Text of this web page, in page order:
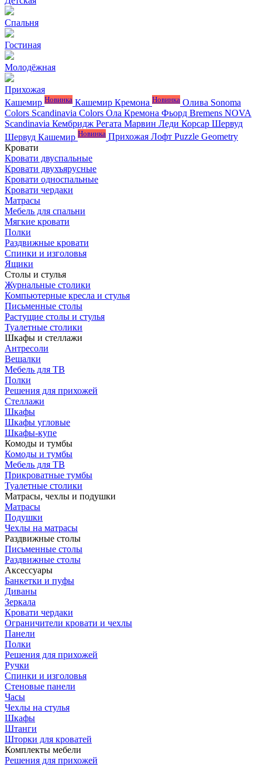
Спальня
Гостиная
Молодёжная
Прихожая
Кашемир Новинка Кашемир Кремона Новинка Олива Sonoma
Colors Scandinavia Colors Ола Кремона Фьорд Bremens NOVA
Scandinavia Кембридж Регата Марвин Леди Корсар Шервуд
Шервуд Кашемир Новинка Прихожая Лофт Puzzle Geometry
Кровати
Кровати двуспальные
Кровати двухъярусные
Кровати односпальные
Кровати чердаки
Матрасы
Мебель для спальни
Мягкие кровати
Полки
Раздвижные кровати
Спинки и изголовья
Ящики
Столы и стулья
Журнальные столики
Компьютерные кресла и стулья
Письменные столы
Растущие столы и стулья
Туалетные столики
Шкафы и стеллажи
Антресоли
Вешалки
Мебель для ТВ
Полки
Решения для прихожей
Стеллажи
Шкафы
Шкафы угловые
Шкафы-купе
Комоды и тумбы
Комоды и тумбы
Мебель для ТВ
Прикроватные тумбы
Туалетные столики
Матрасы, чехлы и подушки
Матрасы
Подушки
Чехлы на матрасы
Раздвижные столы
Письменные столы
Раздвижные столы
Аксессуары
Банкетки и пуфы
Диваны
Зеркала
Кровати чердаки
Ограничители кровати и чехлы
Панели
Полки
Решения для прихожей
Ручки
Спинки и изголовья
Стеновые панели
Часы
Чехлы на стулья
Шкафы
Штанги
Шторки для кроватей
Комплекты мебели
Решения для прихожей